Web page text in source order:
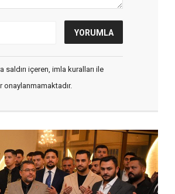
içeren, imla kuralları ile
onaylanmamaktadır.